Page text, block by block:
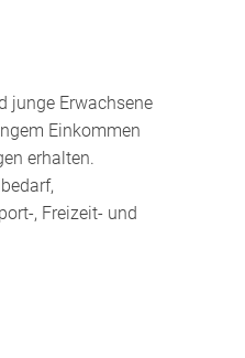
junge Erwachsene
Einkommen
erhalten.
, Freizeit- und